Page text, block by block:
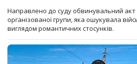
Направлено до суду обвинувальний акт
організованої групи, яка ошукувала
виглядом романтичних стосунків.